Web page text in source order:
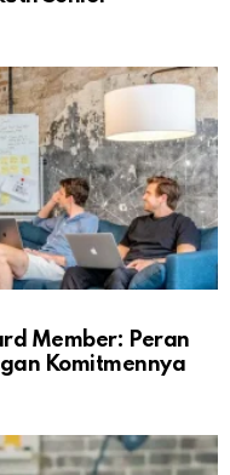
Member: Peran
Komitmennya